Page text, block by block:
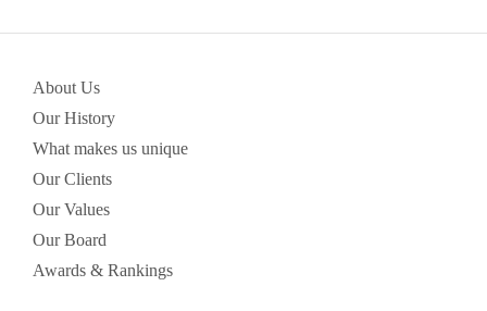
About Us
Our History
What makes us unique
Our Clients
Our Values
Our Board
Awards & Rankings